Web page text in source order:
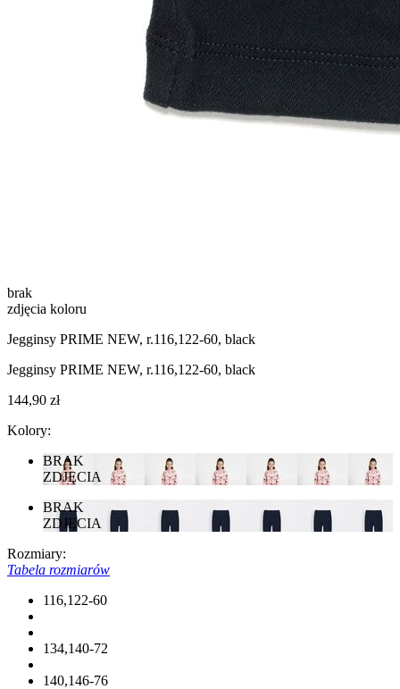
brak
zdjęcia koloru
Jegginsy PRIME NEW, r.116,122-60, black
Jegginsy PRIME NEW, r.116,122-60, black
144,90 zł
Kolory:
BRAK
ZDJĘCIA
BRAK
ZDJĘCIA
Rozmiary:
Tabela rozmiarów
116,122-60
134,140-72
140,146-76